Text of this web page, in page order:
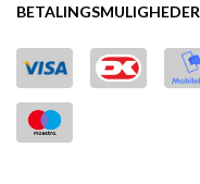
BETALINGSMULIGHEDER